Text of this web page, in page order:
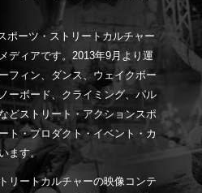
ポーツ・ストリートカルチャー
ディアです。2013年9月より運
フィン、ダンス、ウェイクボー
ーボード、クライミング、パル
どストリート・アクションスポ
ト・プロダクト・イベント・カ
ます。
リートカルチャーの映像コンテ